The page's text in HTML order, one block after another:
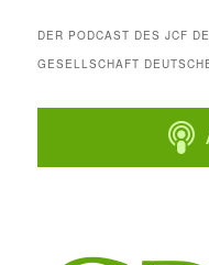
DER PODCAST DES JCF
GESELLSCHAFT